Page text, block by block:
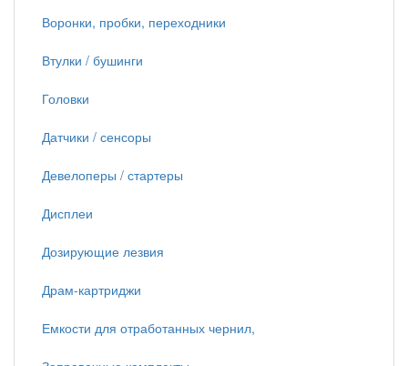
Воронки, пробки, переходники
Втулки / бушинги
Головки
Датчики / сенсоры
Девелоперы / стартеры
Дисплеи
Дозирующие лезвия
Драм-картриджи
Емкости для отработанных чернил,